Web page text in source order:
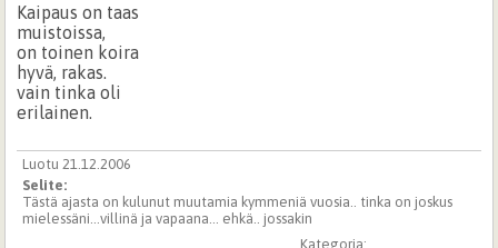
Kaipaus on taas
muistoissa,
on toinen koira
hyvä, rakas.
vain tinka oli
erilainen.
Luotu 21.12.2006
Selite:
Tästä ajasta on kulunut muutamia kymmeniä vuosia.. tinka on joskus
mielessäni...villinä ja vapaana... ehkä.. jossakin
Kategoria: